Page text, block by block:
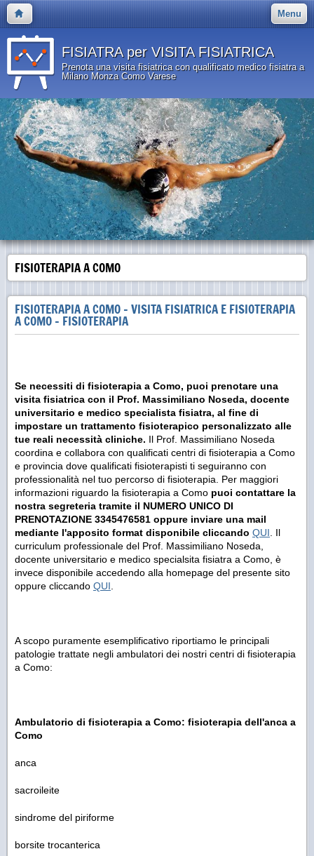
Menu
FISIATRA per VISITA FISIATRICA
Prenota una visita fisiatrica con qualificato medico fisiatra a
Milano Monza Como Varese
FISIOTERAPIA A COMO
FISIOTERAPIA A COMO - VISITA FISIATRICA E FISIOTERAPIA
A COMO - FISIOTERAPIA
Se necessiti di fisioterapia a Como, puoi prenotare una
visita fisiatrica con il Prof. Massimiliano Noseda, docente
universitario e medico specialista fisiatra, al fine di
impostare un trattamento fisioterapico personalizzato alle
tue reali necessità cliniche. Il Prof. Massimiliano Noseda
coordina e collabora con qualificati centri di fisioterapia a Como
e provincia dove qualificati fisioterapisti ti seguiranno con
professionalità nel tuo percorso di fisioterapia. Per maggiori
informazioni riguardo la fisioterapia a Como puoi contattare la
nostra segreteria tramite il NUMERO UNICO DI
PRENOTAZIONE 3345476581 oppure inviare una mail
mediante l'apposito format disponibile cliccando QUI. Il
curriculum professionale del Prof. Massimiliano Noseda,
docente universitario e medico specialsita fisiatra a Como, è
invece disponibile accedendo alla homepage del presente sito
oppure cliccando QUI.
A scopo puramente esemplificativo riportiamo le principali
patologie trattate negli ambulatori dei nostri centri di fisioterapia
a Como:
Ambulatorio di fisioterapia a Como: fisioterapia dell'anca a
Como
anca
sacroileite
sindrome del piriforme
borsite trocanterica